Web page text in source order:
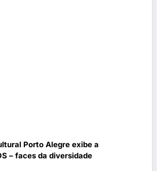
Porto Alegre exibe a
– faces da diversidade